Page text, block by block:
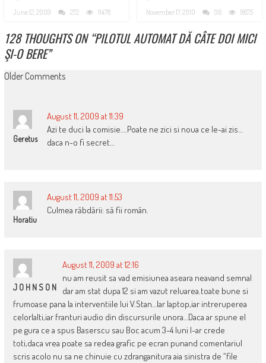
June 12, 2009 272 11478 November 17, 2010 96 8675
128 THOUGHTS ON “PILOTUL AUTOMAT DĂ CÂTE DOI MICI
ŞI-O BERE”
COMMENT
Older Comments
Geretus
August 11, 2009 at 11:39
Azi te duci la comisie….Poate ne zici si noua ce le-ai zis…
daca n-o fi secret…
Horatiu
August 11, 2009 at 11:53
Culmea răbdării: să fii român.
J O H N S O N
August 11, 2009 at 12:16
nu am reusit sa vad emisiunea aseara neavand semnal
dar am stat dupa 12 si am vazut reluarea.toate bune si
frumoase pana la interventiile lui V.Stan…Iar laptop,iar intreruperea
celorlalti,iar franturi audio din discursurile unora…Daca ar spune el
pe gura ce a spus Baserscu sau Boc acum 3-4 luni l-ar crede
toti,daca vrea poate sa redea grafic pe ecran punand comentariul
scris acolo nu sa ne chinuie cu zdranganitura aia sinistra de “file